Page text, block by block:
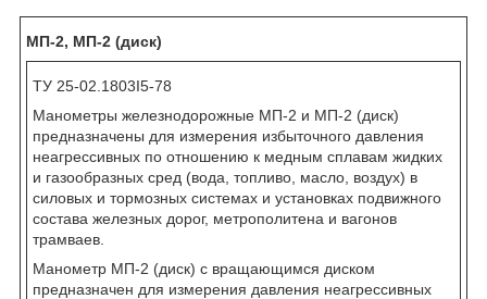
МП-2, МП-2 (диск)
ТУ 25-02.1803I5-78
Манометры железнодорожные МП-2 и МП-2 (диск)
предназначены для измерения избыточного давления
неагрессивных по отношению к медным сплавам жидких
и газообразных сред (вода, топливо, масло, воздух) в
силовых и тормозных системах и установках подвижного
состава железных дорог, метрополитена и вагонов
трамваев.
Манометр МП-2 (диск) с вращающимся диском
предназначен для измерения давления неагрессивных